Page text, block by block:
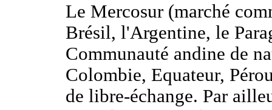
Le Mercosur (marché
Brésil, l'Argentine, le
Communauté andine de
Colombie, Equateur,
de libre-échange. Par